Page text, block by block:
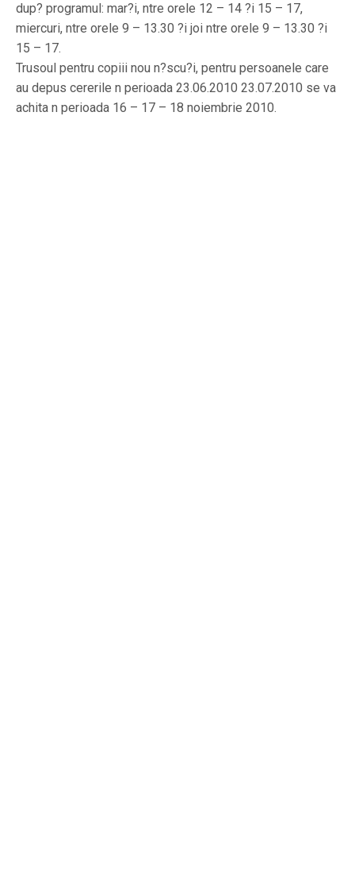
dup? programul: mar?i, ntre orele 12 – 14 ?i 15 – 17,
miercuri, ntre orele 9 – 13.30 ?i joi ntre orele 9 – 13.30 ?i
15 – 17.
Trusoul pentru copiii nou n?scu?i, pentru persoanele care
au depus cererile n perioada 23.06.2010 23.07.2010 se va
achita n perioada 16 – 17 – 18 noiembrie 2010.